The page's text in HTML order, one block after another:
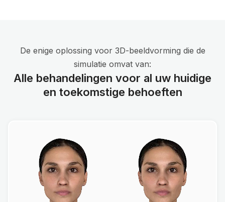
De enige oplossing voor 3D-beeldvorming die de
simulatie omvat van:
Alle behandelingen voor al uw huidige
en toekomstige behoeften